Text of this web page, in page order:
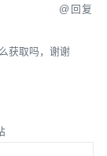
获取吗，谢谢
回复